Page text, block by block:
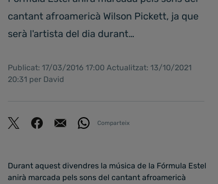
cantant afroamericà Wilson Pickett, ja que
serà l'artista del dia durant…
Publicat: 17/03/2016 17:00 Actualitzat: 13/10/2021
20:31 per David
Comparteix
Durant aquest divendres la música de la Fórmula Estel
anirà marcada pels sons del cantant afroamericà